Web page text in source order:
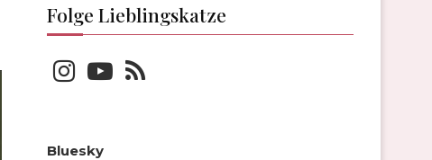
Folge Lieblingskatze
Bluesky